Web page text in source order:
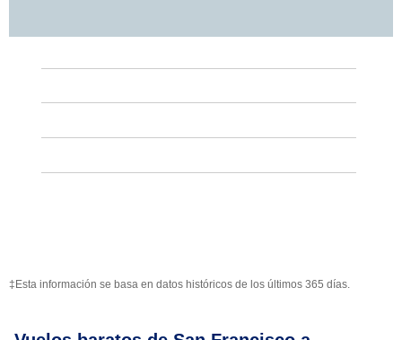
‡Esta información se basa en datos históricos de los últimos 365 días.